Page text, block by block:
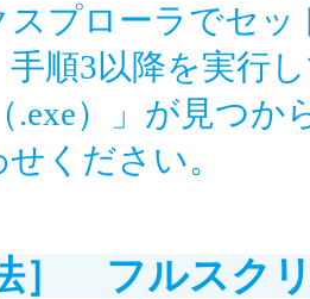
スプローラでセ
手順3以降を実行
（.exe）」が見つ
ください。
］ フルスク